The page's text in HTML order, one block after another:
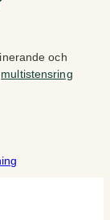
och
multistensring